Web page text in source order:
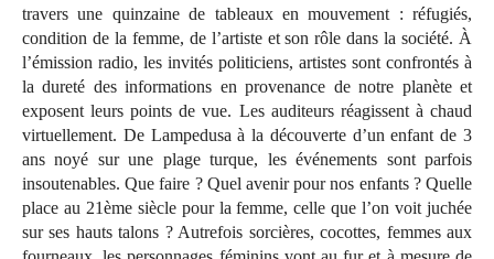
travers une quinzaine de tableaux en mouvement : réfugiés,
condition de la femme, de l’artiste et son rôle dans la société. À
l’émission radio, les invités politiciens, artistes sont confrontés à
la dureté des informations en provenance de notre planète et
exposent leurs points de vue. Les auditeurs réagissent à chaud
virtuellement. De Lampedusa à la découverte d’un enfant de 3
ans noyé sur une plage turque, les événements sont parfois
insoutenables. Que faire ? Quel avenir pour nos enfants ? Quelle
place au 21ème siècle pour la femme, celle que l’on voit juchée
sur ses hauts talons ? Autrefois sorcières, cocottes, femmes aux